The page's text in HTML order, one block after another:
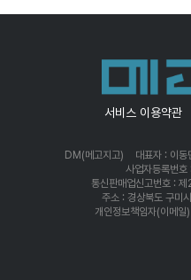
서비스 이용약관
DM(메고지고) 대표자 : 이동
사업자등록번
통신판매업신고번호 :
주소 : 경상북도 구미
개인정보책임자(이